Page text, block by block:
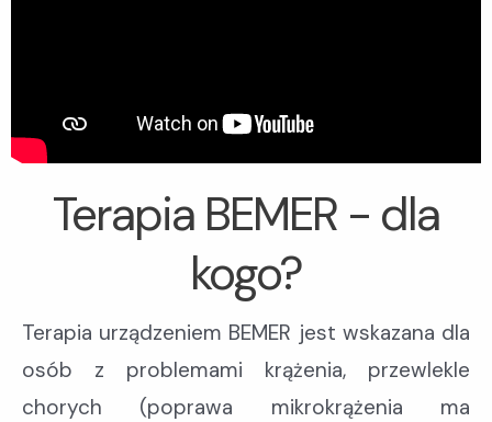
Terapia BEMER - dla
kogo?
Terapia urządzeniem BEMER jest wskazana dla
osób z problemami krążenia, przewlekle
chorych (poprawa mikrokrążenia ma